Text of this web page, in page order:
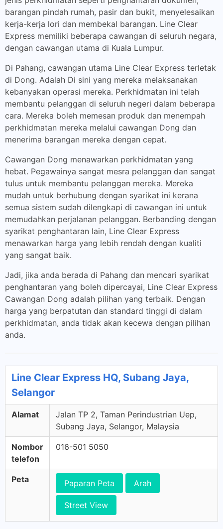
barangan pindah rumah, pasir dan bukit, menyelesaikan
kerja-kerja lori dan membekal barangan. Line Clear
Express memiliki beberapa cawangan di seluruh negara,
dengan cawangan utama di Kuala Lumpur.
Di Pahang, cawangan utama Line Clear Express terletak
di Dong. Adalah Di sini yang mereka melaksanakan
kebanyakan operasi mereka. Perkhidmatan ini telah
membantu pelanggan di seluruh negeri dalam beberapa
cara. Mereka boleh memesan produk dan menempah
perkhidmatan mereka melalui cawangan Dong dan
menerima barangan mereka dengan cepat.
Cawangan Dong menawarkan perkhidmatan yang
hebat. Pegawainya sangat mesra pelanggan dan sangat
tulus untuk membantu pelanggan mereka. Mereka
mudah untuk berhubung dengan syarikat ini kerana
semua sistem sudah dilengkapi di cawangan ini untuk
memudahkan perjalanan pelanggan. Berbanding dengan
syarikat penghantaran lain, Line Clear Express
menawarkan harga yang lebih rendah dengan kualiti
yang sangat baik.
Jadi, jika anda berada di Pahang dan mencari syarikat
penghantaran yang boleh dipercayai, Line Clear Express
Cawangan Dong adalah pilihan yang terbaik. Dengan
harga yang berpatutan dan standard tinggi di dalam
perkhidmatan, anda tidak akan kecewa dengan pilihan
anda.
Line Clear Express HQ, Subang Jaya,
Selangor
Alamat
Jalan TP 2, Taman Perindustrian Uep,
Subang Jaya, Selangor, Malaysia
Nombor
telefon
016-501 5050
Peta Paparan Peta Arah
Street View